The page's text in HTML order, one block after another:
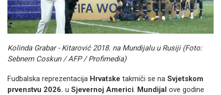
Kolinda Grabar - Kitarović 2018. na Mundijalu u Rusiji (Foto:
Sebnem Coskun / AFP / Profimedia)
Fudbalska reprezentacija Hrvatske takmiči se na Svjetskom
prvenstvu 2026. u Sjevernoj Americi. Mundijal ove godine